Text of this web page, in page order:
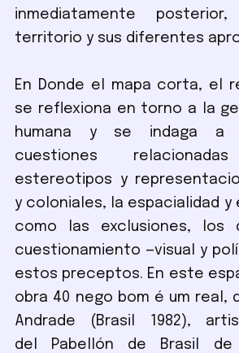
inmediatamente
territorio y sus diferentes
En Donde el mapa corta, el
se reflexiona en torno a la
humana y se indaga a
cuestiones
estereotipos y
y coloniales, la espacialidad
como las exclusiones, los
cuestionamiento —visual y
estos preceptos. En este
obra 40 nego bom é um real,
Andrade (Brasil 1982),
del Pabellón de Brasil